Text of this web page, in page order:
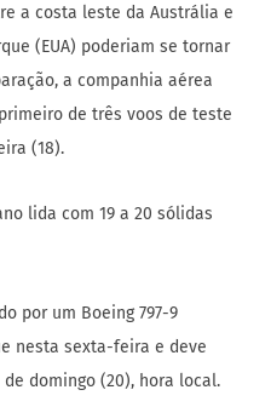
a costa leste da Austrália e
(EUA) poderiam se tornar
a companhia aérea
de três voos de teste
(18).
lida com 19 a 20 sólidas
por um Boeing 797-9
nesta sexta-feira e deve
domingo (20), hora local.